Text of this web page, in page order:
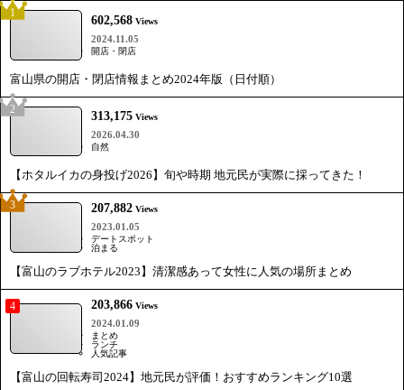
1
602,568 Views
2024.11.05
開店・閉店
富山県の開店・閉店情報まとめ2024年版（日付順）
2
313,175 Views
2026.04.30
自然
【ホタルイカの身投げ2026】旬や時期 地元民が実際に採ってきた！
3 207,882 Views
2023.01.05
デートスポット
泊まる
【富山のラブホテル2023】清潔感あって女性に人気の場所まとめ
4 203,866 Views
2024.01.09
まとめ
ランチ
人気記事
【富山の回転寿司2024】地元民が評価！おすすめランキング10選